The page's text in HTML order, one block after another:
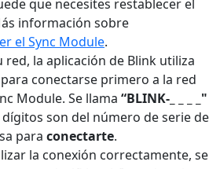
que necesites restablecer el
información sobre
el Sync Module.
red, la aplicación de Blink utiliza
conectarse primero a la red
Module. Se llama “BLINK-_ _ _ _"
son del número de serie de
para conectarte.
la conexión correctamente, se